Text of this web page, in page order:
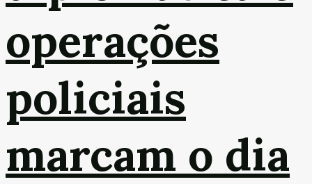
operações
policiais
marcam o dia